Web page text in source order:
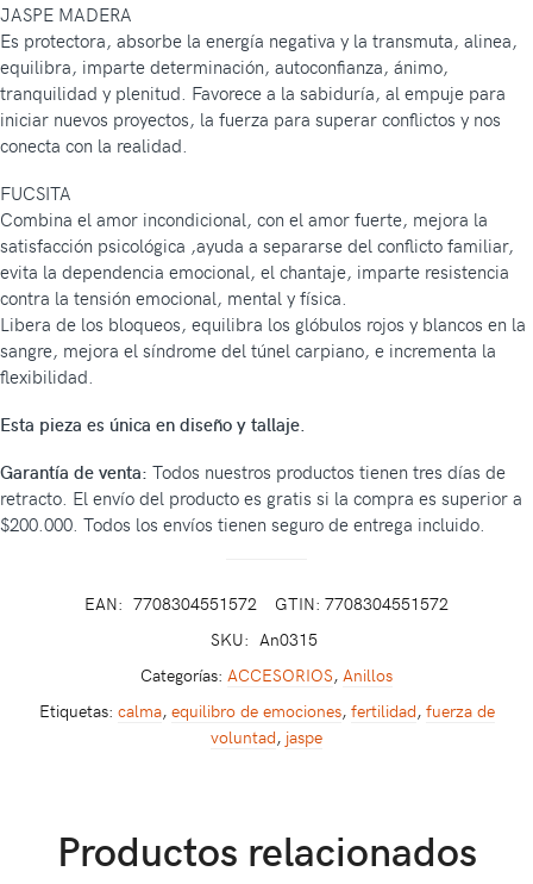
JASPE MADERA
Es protectora, absorbe la energía negativa y la transmuta, alinea,
equilibra, imparte determinación, autoconfianza, ánimo,
tranquilidad y plenitud. Favorece a la sabiduría, al empuje para
iniciar nuevos proyectos, la fuerza para superar conflictos y nos
conecta con la realidad.
FUCSITA
Combina el amor incondicional, con el amor fuerte, mejora la
satisfacción psicológica ,ayuda a separarse del conflicto familiar,
evita la dependencia emocional, el chantaje, imparte resistencia
contra la tensión emocional, mental y física.
Libera de los bloqueos, equilibra los glóbulos rojos y blancos en la
sangre, mejora el síndrome del túnel carpiano, e incrementa la
flexibilidad.
Esta pieza es única en diseño y tallaje.
Garantía de venta: Todos nuestros productos tienen tres días de
retracto. El envío del producto es gratis si la compra es superior a
$200.000. Todos los envíos tienen seguro de entrega incluido.
EAN: 7708304551572
GTIN: 7708304551572
SKU: An0315
Categorías: ACCESORIOS, Anillos
Etiquetas: calma, equilibro de emociones, fertilidad, fuerza de
voluntad, jaspe
Productos relacionados